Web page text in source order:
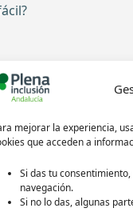
mejorar la experiencia,
que acceden a
Si das tu
navegación.
Si no lo das, algunas